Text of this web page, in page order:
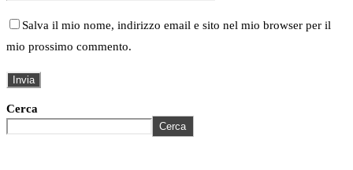
Salva il mio nome, indirizzo email e sito nel mio browser per il
mio prossimo commento.
Cerca
Cerca